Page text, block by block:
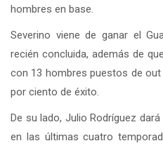
hombres en base.
Severino viene de ganar el
recién concluida, además de
con 13 hombres puestos de
por ciento de éxito.
De su lado, Julio Rodríguez
en las últimas cuatro